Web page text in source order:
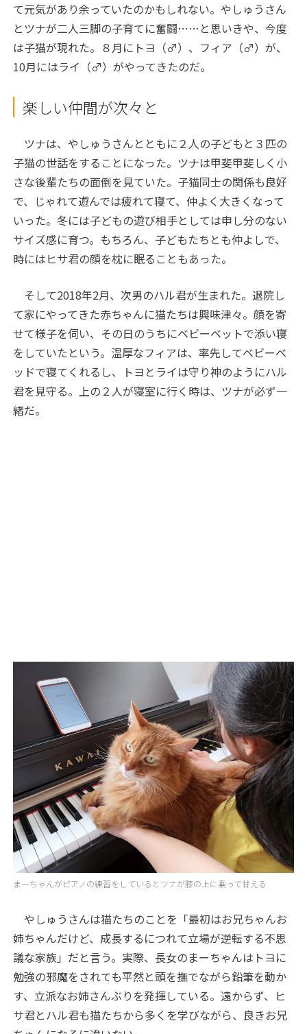
て元気があり余っていたのかもしれない。やしゅうさん
とツナが二人三脚の子育てに奮闘……と思いきや、今度
は子猫が現れた。８月にトヨ（♂）、フィア（♂）が、
10月にはライ（♂）がやってきたのだ。
楽しい仲間が次々と
ツナは、やしゅうさんとともに２人の子どもと３匹の
子猫の世話をすることになった。ツナは甲斐甲斐しく小
さな後輩たちの面倒を見ていた。子猫同士の関係も良好
で、じゃれて遊んでは疲れて寝て、仲よく大きくなって
いった。冬には子どもの遊び相手としては申し分のない
サイズ感に育つ。もちろん、子どもたちとも仲よしで、
時にはヒサ君の顔を枕に眠ることもあった。
そして2018年2月、次男のハル君が生まれた。退院し
て家にやってきた赤ちゃんに猫たちは興味津々。顔を寄
せて様子を伺い、その日のうちにベビーベットで添い寝
をしていたという。温厚なフィアは、率先してベビーベ
ッドで寝てくれるし、トヨとライは守り神のようにハル
君を見守る。上の２人が寝室に行く時は、ツナが必ず一
緒だ。
まーちゃんがピアノの練習をしているとツナが膝の上に乗って甘える
やしゅうさんは猫たちのことを「最初はお兄ちゃんお
姉ちゃんだけど、成長するにつれて立場が逆転する不思
議な家族」だと言う。実際、長女のまーちゃんはトヨに
勉強の邪魔をされても平然と頭を撫でながら鉛筆を動か
す、立派なお姉さんぶりを発揮している。遠からず、ヒ
サ君とハル君も猫たちから多くを学びながら、良きお兄